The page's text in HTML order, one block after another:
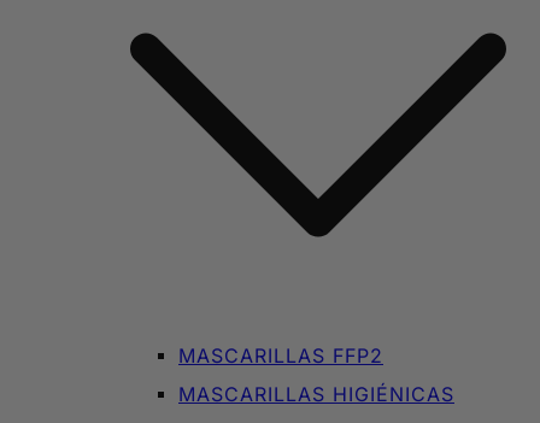
MASCARILLAS FFP2
MASCARILLAS HIGIÉNICAS